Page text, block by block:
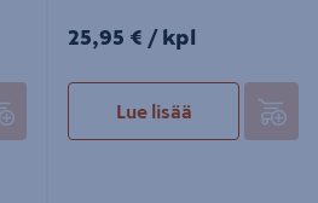
25,95€/kpl
25,95 € / kpl
Lue lisää